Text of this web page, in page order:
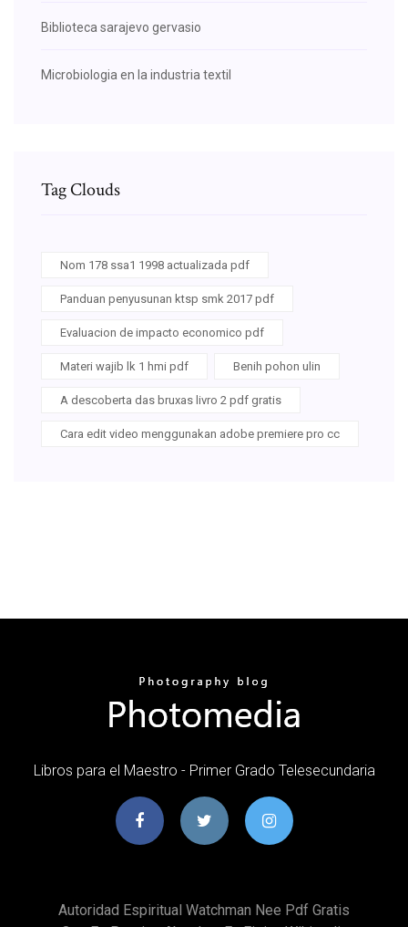
Biblioteca sarajevo gervasio
Microbiologia en la industria textil
Tag Clouds
Nom 178 ssa1 1998 actualizada pdf
Panduan penyusunan ktsp smk 2017 pdf
Evaluacion de impacto economico pdf
Materi wajib lk 1 hmi pdf Benih pohon ulin
A descoberta das bruxas livro 2 pdf gratis
Cara edit video menggunakan adobe premiere pro cc
Libros para el Maestro - Primer Grado Telesecundaria
Autoridad Espiritual Watchman Nee Pdf Gratis